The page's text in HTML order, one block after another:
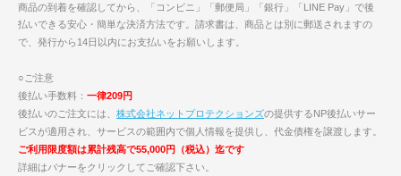
商品の到着を確認してから、「コンビニ」「郵便局」「銀行」「LINE Pay」で後
払いできる安心・簡単な決済方法です。請求書は、商品とは別に郵送されますの
で、発行から14日以内にお支払いをお願いします。
○ご注意
後払い手数料： 一律209円
後払いのご注文には、 株式会社ネットプロテクションズの提供するNP後払いサー
ビスが適用され、サービスの範囲内で個人情報を提供し、代金債権を譲渡します。
ご利用限度額は累計残高で55,000円（税込）迄です
詳細はバナーをクリックしてご確認下さい。